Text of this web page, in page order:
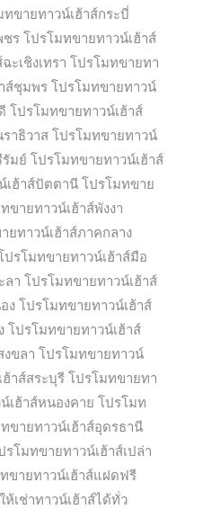
ทขายทาวน์เฮ้าส์กระบี่
ชร โปรโมทขายทาวน์เฮ้าส์
ะเชิงเทรา โปรโมทขายทา
ส์ชุมพร โปรโมทขายทาวน์
โปรโมทขายทาวน์เฮ้าส์
าธิวาส โปรโมทขายทาวน์
มย์ โปรโมทขายทาวน์เฮ้าส์
เฮ้าส์ปัตตานี โปรโมทขาย
ขายทาวน์เฮ้าส์พังงา
ยทาวน์เฮ้าส์ภาคกลาง
ปรโมทขายทาวน์เฮ้าส์มือ
ลา โปรโมทขายทาวน์เฮ้าส์
ง โปรโมทขายทาวน์เฮ้าส์
โปรโมทขายทาวน์เฮ้าส์
ขลา โปรโมทขายทาวน์
าส์สระบุรี โปรโมทขายทา
เฮ้าส์หนองคาย โปรโมท
ขายทาวน์เฮ้าส์อุดรธานี
รโมทขายทาวน์เฮ้าส์เปล่า
ขายทาวน์เฮ้าส์แฝดฟรี
เช่าทาวน์เฮ้าส์ได้ทั่ว